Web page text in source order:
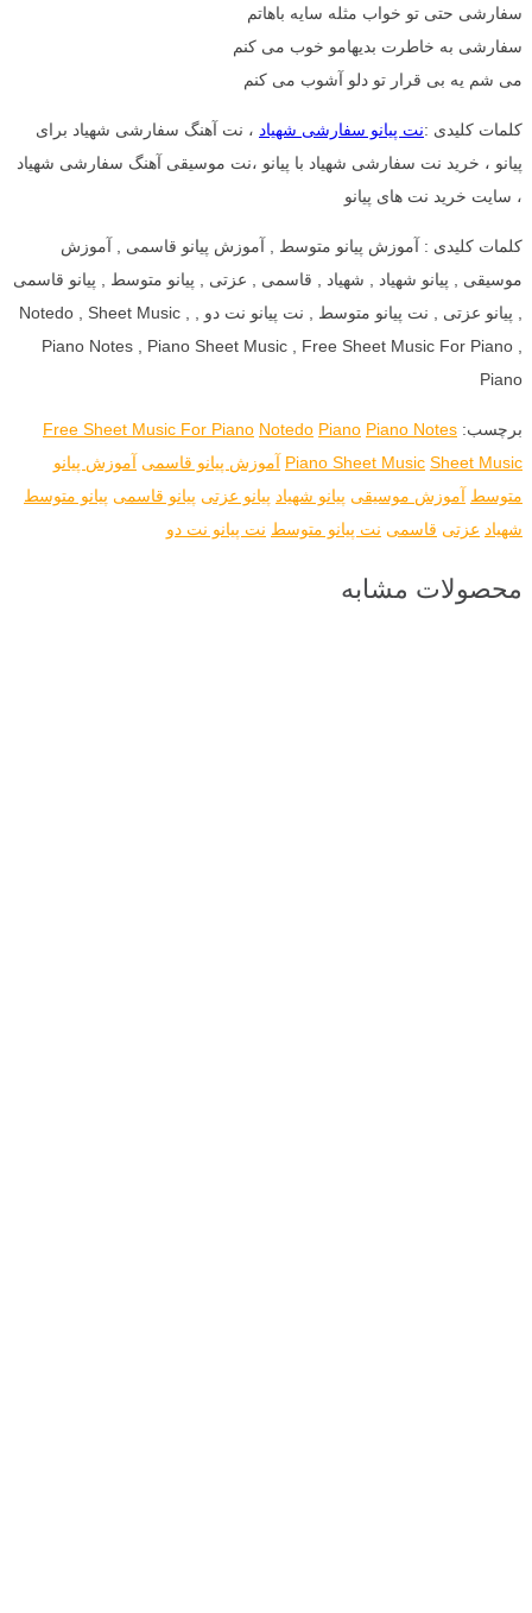
سفارشی حتی تو خواب مثله سایه باهاتم
سفارشی به خاطرت بدیهامو خوب می کنم
می شم یه بی قرار تو دلو آشوب می کنم
کلمات کلیدی :نت پیانو سفارشی شهیاد ، نت آهنگ سفارشی شهیاد برای
پیانو ، خرید نت سفارشی شهیاد با پیانو ،نت موسیقی آهنگ سفارشی شهیاد
، سایت خرید نت های پیانو
کلمات کلیدی : آموزش پیانو متوسط , آموزش پیانو قاسمی , آموزش
موسیقی , پیانو شهیاد , شهیاد , قاسمی , عزتی , پیانو متوسط , پیانو قاسمی
, پیانو عزتی , نت پیانو متوسط , نت پیانو نت دو , Notedo , Sheet Music ,
Piano Notes , Piano Sheet Music , Free Sheet Music For Piano ,
Piano
برچسب: Free Sheet Music For Piano Notedo Piano Piano Notes
Piano Sheet Music Sheet Music آموزش پیانو قاسمی آموزش پیانو
متوسط آموزش موسیقی پیانو شهیاد پیانو عزتی پیانو قاسمی پیانو متوسط
شهیاد عزتی قاسمی نت پیانو متوسط نت پیانو نت دو
محصولات مشابه